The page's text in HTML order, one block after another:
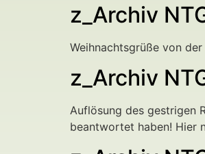
z_Archiv
Weihnachtsgrüße von
z_Archiv
Auflösung des gestrigen
beantwortet haben! Hier